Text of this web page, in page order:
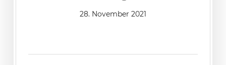
28. November 2021